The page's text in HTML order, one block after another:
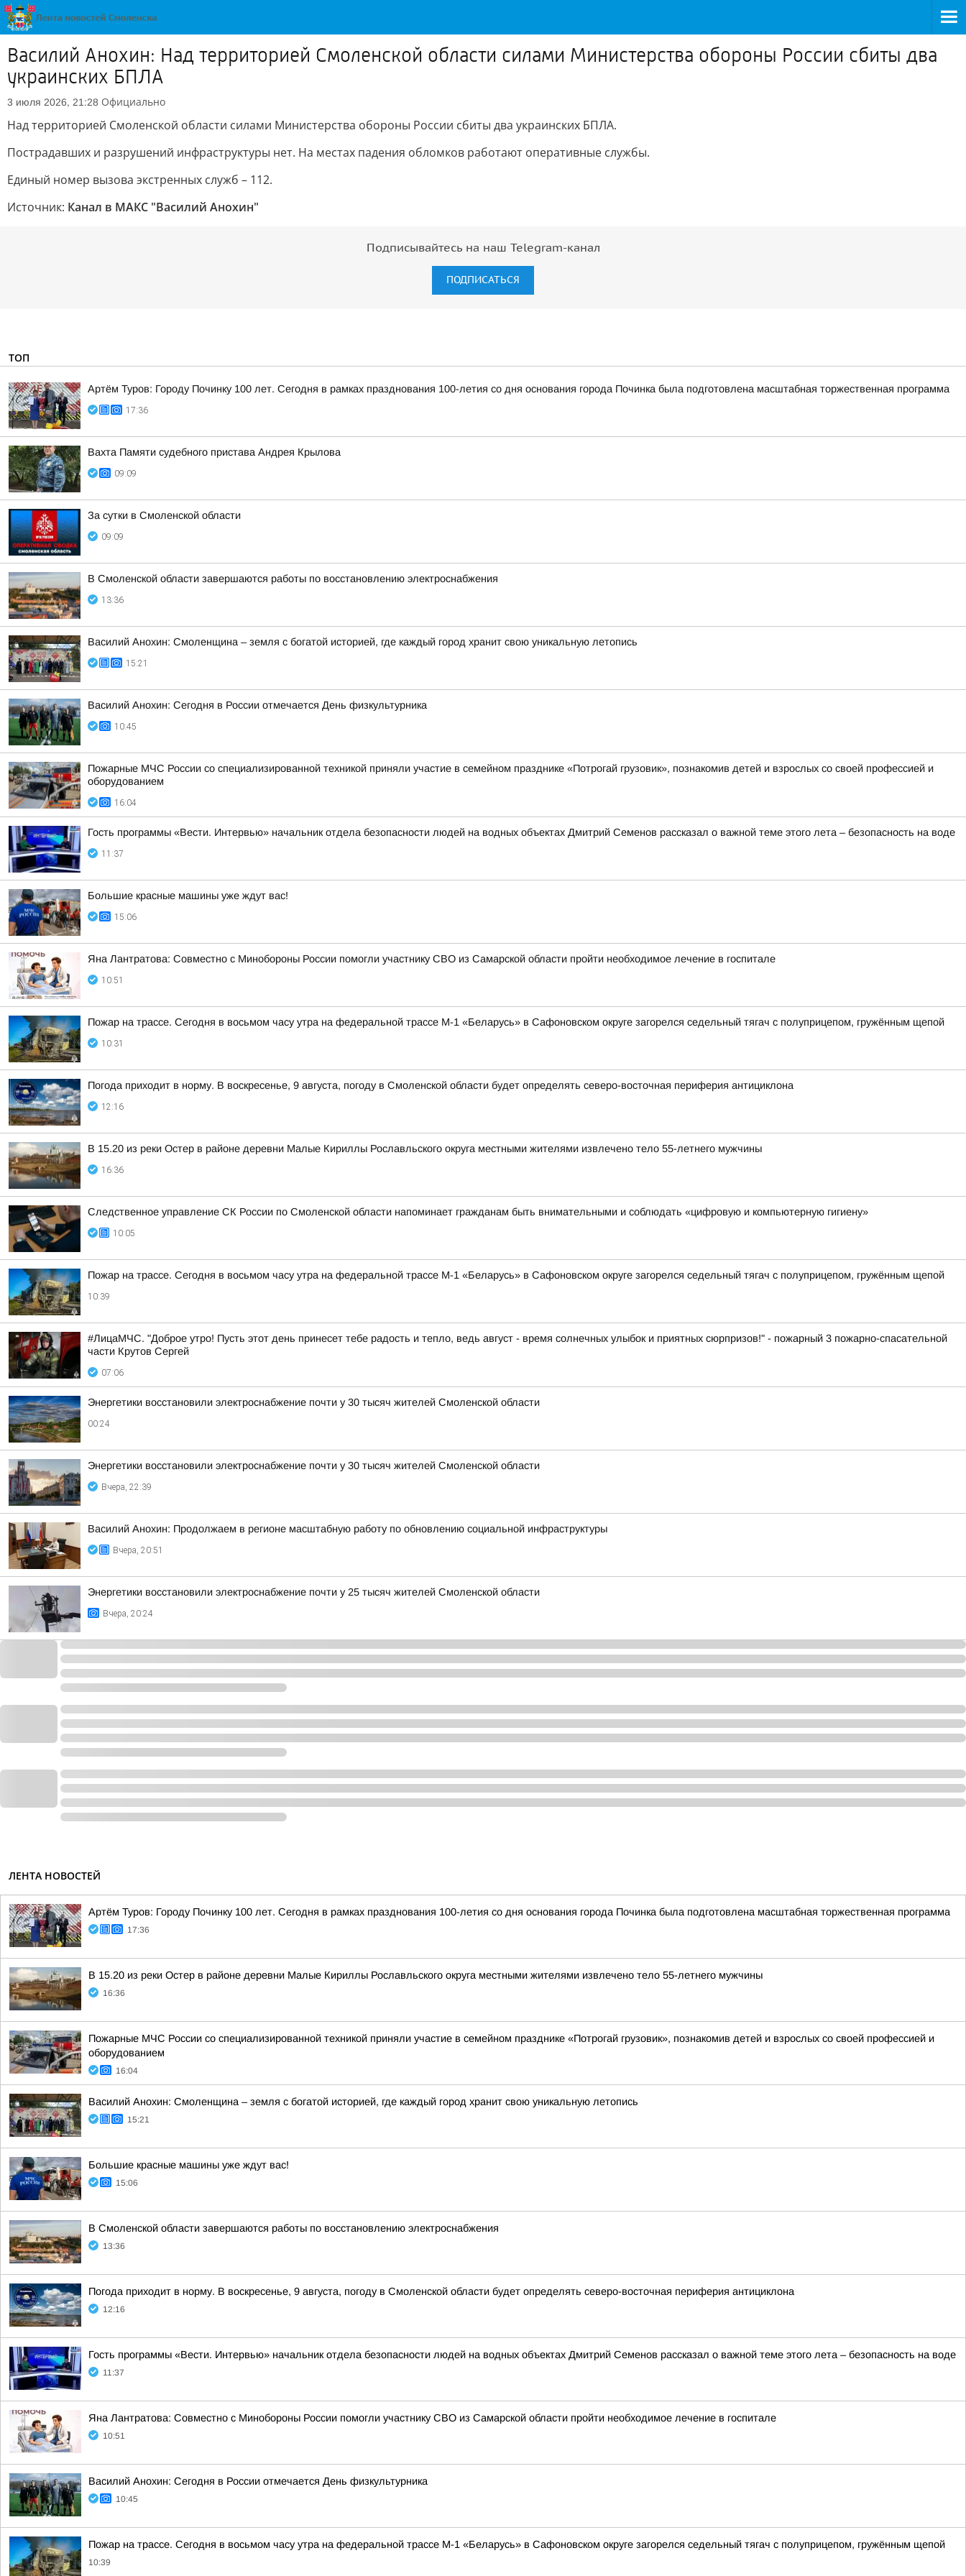
Василий Анохин: Над территорией Смоленской области силами Министерства обороны России сбиты два
украинских БПЛА
3 июля 2026, 21:28 Официально
Над территорией Смоленской области силами Министерства обороны России сбиты два украинских БПЛА.
Пострадавших и разрушений инфраструктуры нет. На местах падения обломков работают оперативные службы.
Единый номер вызова экстренных служб – 112.
Источник: Канал в МАКС "Василий Анохин"
Подписывайтесь на наш Telegram-канал
ПОДПИСАТЬСЯ
ТОП
Артём Туров: Городу Починку 100 лет. Сегодня в рамках празднования 100-летия со дня основания города Починка была подготовлена масштабная торжественная программа
17:36
Вахта Памяти судебного пристава Андрея Крылова
09:09
За сутки в Смоленской области
09:09
В Смоленской области завершаются работы по восстановлению электроснабжения
13:36
Василий Анохин: Смоленщина – земля с богатой историей, где каждый город хранит свою уникальную летопись
15:21
Василий Анохин: Сегодня в России отмечается День физкультурника
10:45
Пожарные МЧС России со специализированной техникой приняли участие в семейном празднике «Потрогай грузовик», познакомив детей и взрослых со своей профессией и
оборудованием
16:04
Гость программы «Вести. Интервью» начальник отдела безопасности людей на водных объектах Дмитрий Семенов рассказал о важной теме этого лета – безопасность на воде
11:37
Большие красные машины уже ждут вас!
15:06
Яна Лантратова: Совместно с Минобороны России помогли участнику СВО из Самарской области пройти необходимое лечение в госпитале
10:51
Пожар на трассе. Сегодня в восьмом часу утра на федеральной трассе М-1 «Беларусь» в Сафоновском округе загорелся седельный тягач с полуприцепом, гружённым щепой
10:31
Погода приходит в норму. В воскресенье, 9 августа, погоду в Смоленской области будет определять северо-восточная периферия антициклона
12:16
В 15.20 из реки Остер в районе деревни Малые Кириллы Рославльского округа местными жителями извлечено тело 55-летнего мужчины
16:36
Следственное управление СК России по Смоленской области напоминает гражданам быть внимательными и соблюдать «цифровую и компьютерную гигиену»
10:05
Пожар на трассе. Сегодня в восьмом часу утра на федеральной трассе М-1 «Беларусь» в Сафоновском округе загорелся седельный тягач с полуприцепом, гружённым щепой
10:39
#ЛицаМЧС. "Доброе утро! Пусть этот день принесет тебе радость и тепло, ведь август - время солнечных улыбок и приятных сюрпризов!" - пожарный 3 пожарно-спасательной
части Крутов Сергей
07:06
Энергетики восстановили электроснабжение почти у 30 тысяч жителей Смоленской области
00:24
Энергетики восстановили электроснабжение почти у 30 тысяч жителей Смоленской области
Вчера, 22:39
Василий Анохин: Продолжаем в регионе масштабную работу по обновлению социальной инфраструктуры
Вчера, 20:51
Энергетики восстановили электроснабжение почти у 25 тысяч жителей Смоленской области
Вчера, 20:24
ЛЕНТА НОВОСТЕЙ
Артём Туров: Городу Починку 100 лет. Сегодня в рамках празднования 100-летия со дня основания города Починка была подготовлена масштабная торжественная программа
17:36
В 15.20 из реки Остер в районе деревни Малые Кириллы Рославльского округа местными жителями извлечено тело 55-летнего мужчины
16:36
Пожарные МЧС России со специализированной техникой приняли участие в семейном празднике «Потрогай грузовик», познакомив детей и взрослых со своей профессией и
оборудованием
16:04
Василий Анохин: Смоленщина – земля с богатой историей, где каждый город хранит свою уникальную летопись
15:21
Большие красные машины уже ждут вас!
15:06
В Смоленской области завершаются работы по восстановлению электроснабжения
13:36
Погода приходит в норму. В воскресенье, 9 августа, погоду в Смоленской области будет определять северо-восточная периферия антициклона
12:16
Гость программы «Вести. Интервью» начальник отдела безопасности людей на водных объектах Дмитрий Семенов рассказал о важной теме этого лета – безопасность на воде
11:37
Яна Лантратова: Совместно с Минобороны России помогли участнику СВО из Самарской области пройти необходимое лечение в госпитале
10:51
Василий Анохин: Сегодня в России отмечается День физкультурника
10:45
Пожар на трассе. Сегодня в восьмом часу утра на федеральной трассе М-1 «Беларусь» в Сафоновском округе загорелся седельный тягач с полуприцепом, гружённым щепой
10:39